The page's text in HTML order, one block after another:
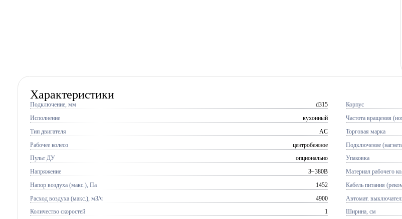
Характеристики
Подключение, мм d315
Исполнение кухонный
Тип двигателя AC
Рабочее колесо центробежное
Пульт ДУ опционально
Напряжение 3~380В
Напор воздуха (макс.), Па 1452
Расход воздуха (макс.), м3/ч 4900
Количество скоростей 1
Корпус
Частота вращения
Торговая марка
Подключение
Упаковка
Материал рабочего
Кабель питания
Автомат.
Ширина, см